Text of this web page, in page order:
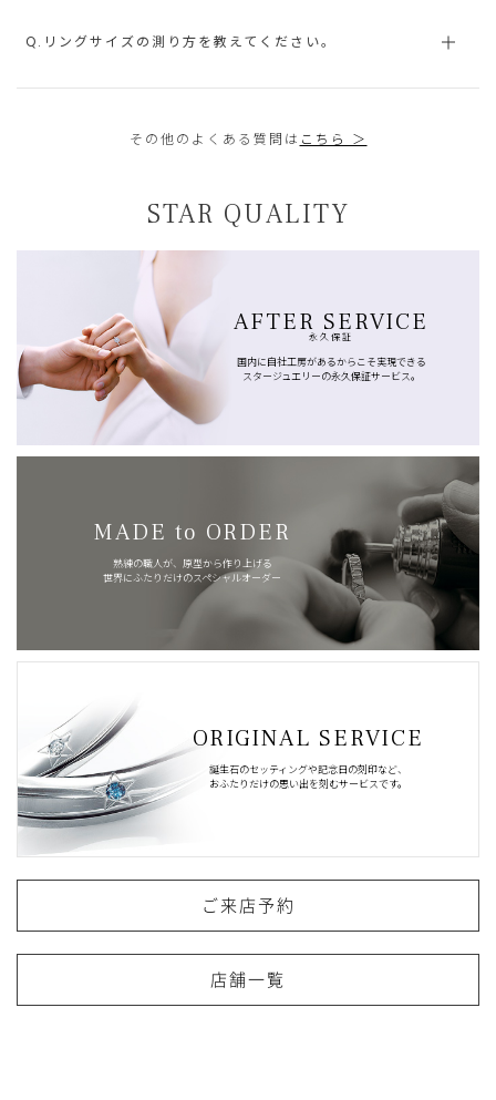
Q.リングサイズの測り方を教えてください。
その他のよくある質問は こちら ＞
STAR QUALITY
AFTER SERVICE
永久保証
国内に自社工房があるからこそ実現できる
スタージュエリーの永久保証サービス。
MADE to ORDER
熟練の職人が、原型から作り上げる
世界にふたりだけのスペシャルオーダー
ORIGINAL SERVICE
誕生石のセッティングや記念日の刻印など、
おふたりだけの思い出を刻むサービスです。
ご来店予約
店舗一覧